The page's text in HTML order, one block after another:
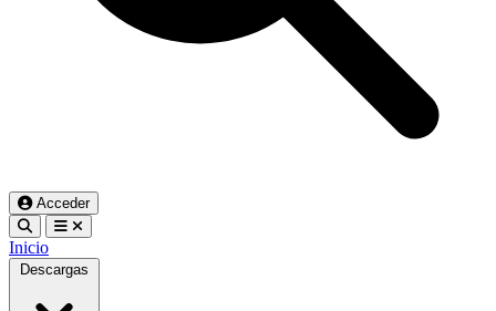
Acceder
Inicio
Descargas